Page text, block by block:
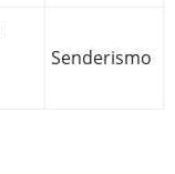
Senderismo